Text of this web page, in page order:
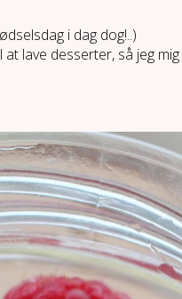
i dag dog!..)
lave desserter, så jeg mig